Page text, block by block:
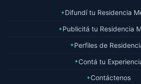
✦Difundí tu Residencia
✦Publicitá tu Residencia
✦Perfiles de
✦Contá tu
✦Contáctenos